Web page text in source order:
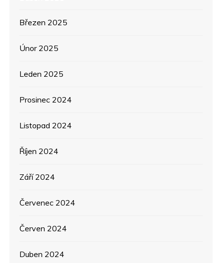
Březen 2025
Únor 2025
Leden 2025
Prosinec 2024
Listopad 2024
Říjen 2024
Září 2024
Červenec 2024
Červen 2024
Duben 2024